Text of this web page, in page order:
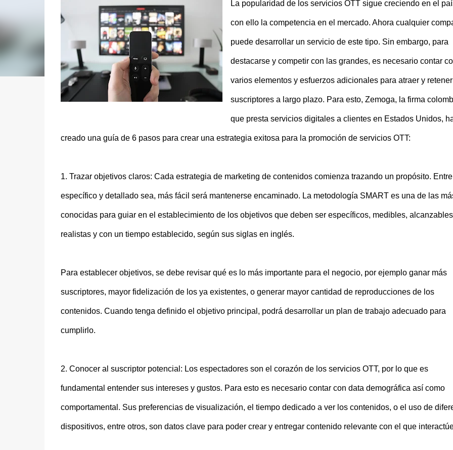
La popularidad de los servicios OTT sigue creciendo en el
con ello la competencia en el mercado. Ahora cualquier
puede desarrollar un servicio de este tipo. Sin embargo, para
destacarse y competir con las grandes, es necesario contar
varios elementos y esfuerzos adicionales para atraer y retener
suscriptores a largo plazo. Para esto, Zemoga, la firma
que presta servicios digitales a clientes en Estados Unidos,
creado una guía de 6 pasos para crear una estrategia exitosa para la promoción de servicios OTT:
1. Trazar objetivos claros: Cada estrategia de marketing de contenidos comienza trazando un propósito.
específico y detallado sea, más fácil será mantenerse encaminado. La metodología SMART es una de las
conocidas para guiar en el establecimiento de los objetivos que deben ser específicos, medibles,
realistas y con un tiempo establecido, según sus siglas en inglés.
Para establecer objetivos, se debe revisar qué es lo más importante para el negocio, por ejemplo ganar más
suscriptores, mayor fidelización de los ya existentes, o generar mayor cantidad de reproducciones de los
contenidos. Cuando tenga definido el objetivo principal, podrá desarrollar un plan de trabajo adecuado para
cumplirlo.
2. Conocer al suscriptor potencial: Los espectadores son el corazón de los servicios OTT, por lo que es
fundamental entender sus intereses y gustos. Para esto es necesario contar con data demográfica así como
comportamental. Sus preferencias de visualización, el tiempo dedicado a ver los contenidos, o el uso de
dispositivos, entre otros, son datos clave para poder crear y entregar contenido relevante con el que